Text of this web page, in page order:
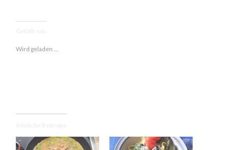
Wird geladen …